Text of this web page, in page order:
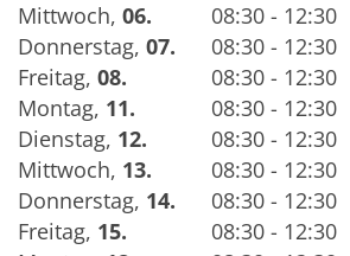
Mittwoch, 06.
08:30 - 12:30
Donnerstag, 07.
08:30 - 12:30
Freitag, 08.
08:30 - 12:30
Montag, 11.
08:30 - 12:30
Dienstag, 12.
08:30 - 12:30
Mittwoch, 13.
08:30 - 12:30
Donnerstag, 14.
08:30 - 12:30
Freitag, 15.
08:30 - 12:30